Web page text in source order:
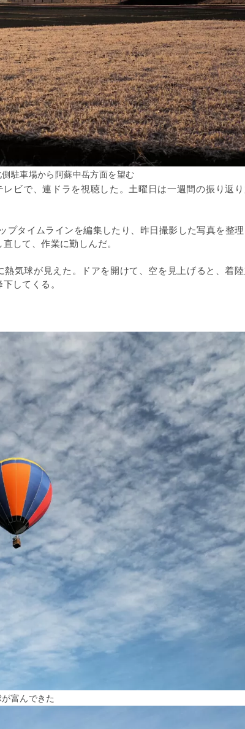
駐車場から阿蘇中岳方面を望む
ビで、連ドラを視聴した。土曜日は一週間の振り返
プタイムラインを編集したり、昨日撮影した写真を整
して、作業に勤しんだ。
気球が見えた。ドアを開けて、空を見上げると、着
してくる。
富んできた